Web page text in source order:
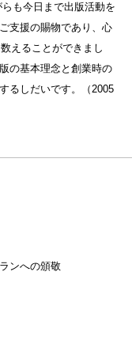
も今日まで出版活動を
支援の賜物であり、心
えることができまし
の基本理念と創業時の
るしだいです。（2005
ンへの頒敬